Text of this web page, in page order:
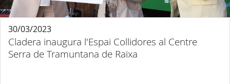
Cladera inaugura l'Espai Collidores al Centre
Serra de Tramuntana de Raixa
30/03/2023